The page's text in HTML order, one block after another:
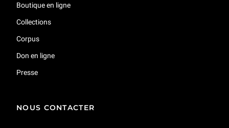
Boutique en ligne
Collections
Corpus
Don en ligne
Presse
NOUS CONTACTER